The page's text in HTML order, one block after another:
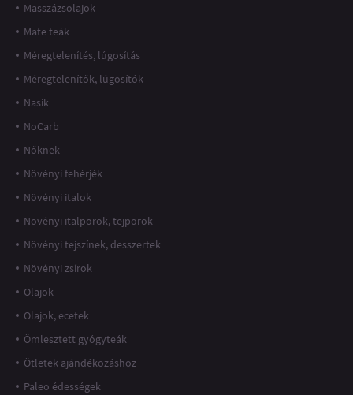
Masszázsolajok
Mate teák
Méregtelenítés, lúgosítás
Méregtelenítők, lúgosítók
Nasik
NoCarb
Nőknek
Növényi fehérjék
Növényi italok
Növényi italporok, tejporok
Növényi tejszínek, desszertek
Növényi zsírok
Olajok
Olajok, ecetek
Ömlesztett gyógyteák
Ötletek ajándékozáshoz
Paleo édességek